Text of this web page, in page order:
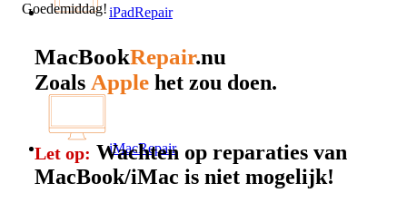
iPadRepair
iMacRepair
Goedemiddag!
MacBookRepair.nu
Zoals Apple het zou doen.
Let op: Wachten op reparaties van
MacBook/iMac is niet mogelijk!